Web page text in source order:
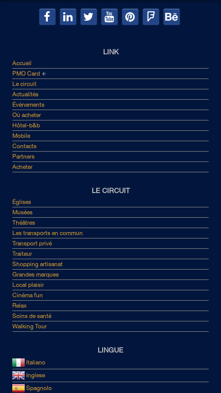
LINK
Accueil
PMO Card
Le circuit
Actualités
Événements
Où acheter
Hôtel-b&b
Mobile
Contacts
Partners
Acheter
LE CIRCUIT
Églises
Musées
Théâtres
Les transports en commun
Transport privé
Traiteur
Shopping artisanat
Grandes marques
Local plaisir
Cinéma fun
Relax
Soins de santé
Walking Tour
LINGUE
Italiano
Inglese
Spagnolo